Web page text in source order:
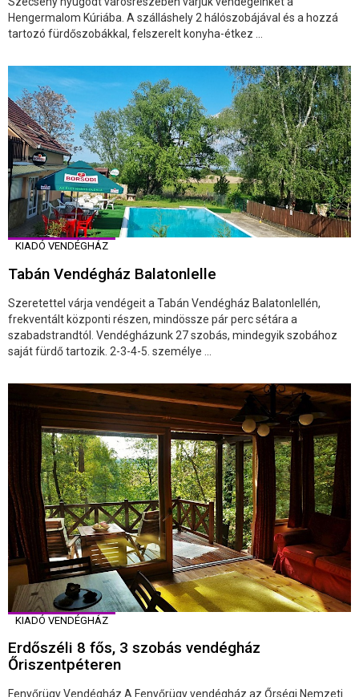
Hengermalom Kúriába. A szálláshely 2 hálószobájával és a hozzá
tartozó fürdőszobákkal, felszerelt konyha-étkez ...
KIADÓ VENDÉGHÁZ
Tabán Vendégház Balatonlelle
Szeretettel várja vendégeit a Tabán Vendégház Balatonlellén,
frekventált központi részen, mindössze pár perc sétára a
szabadstrandtól. Vendégházunk 27 szobás, mindegyik szobához
saját fürdő tartozik. 2-3-4-5. személye ...
KIADÓ VENDÉGHÁZ
Erdőszéli 8 fős, 3 szobás vendégház
Őriszentpéteren
Fenyőrügy Vendégház A Fenyőrügy vendégház az Őrségi Nemzeti